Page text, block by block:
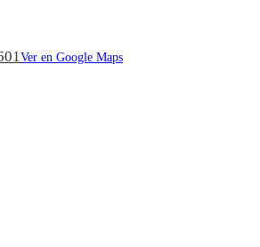
Ver en Google Maps